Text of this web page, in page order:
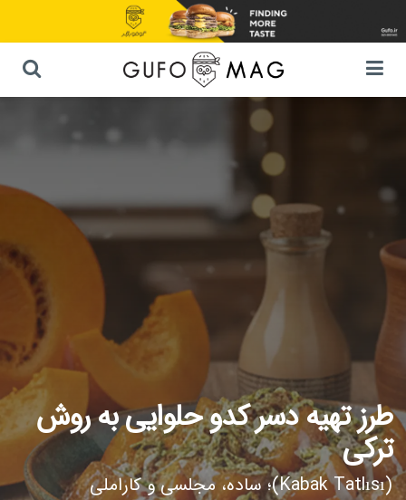
طرز تهیه دسر کدو حلوایی به روش
ترکی
(Kabak Tatlısı)؛ ساده، مجلسی و کاراملی